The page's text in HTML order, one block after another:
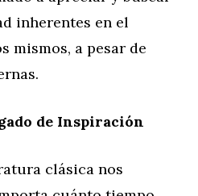
inherentes en el
mismos, a pesar de
de Inspiración
clásica nos